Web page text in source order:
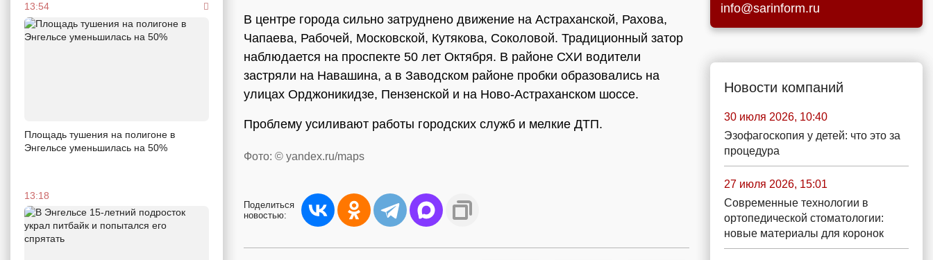
13:54
Площадь тушения на полигоне в
Энгельсе уменьшилась на 50%
13:18
В центре города сильно затруднено движение на Астраханской, Рахова,
Чапаева, Рабочей, Московской, Кутякова, Соколовой. Традиционный затор
наблюдается на проспекте 50 лет Октября. В районе СХИ водители
застряли на Навашина, а в Заводском районе пробки образовались на
улицах Орджоникидзе, Пензенской и на Ново-Астраханском шоссе.
Проблему усиливают работы городских служб и мелкие ДТП.
Фото: © yandex.ru/maps
Поделиться
новостью:
info@sarinform.ru
Новости компаний
30 июля 2026, 10:40
Эзофагоскопия у детей: что это за
процедура
27 июля 2026, 15:01
Современные технологии в
ортопедической стоматологии:
новые материалы для коронок